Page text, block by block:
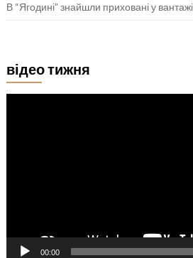
В “Ягодині” знайшли приховані у
відео тижня
00:00